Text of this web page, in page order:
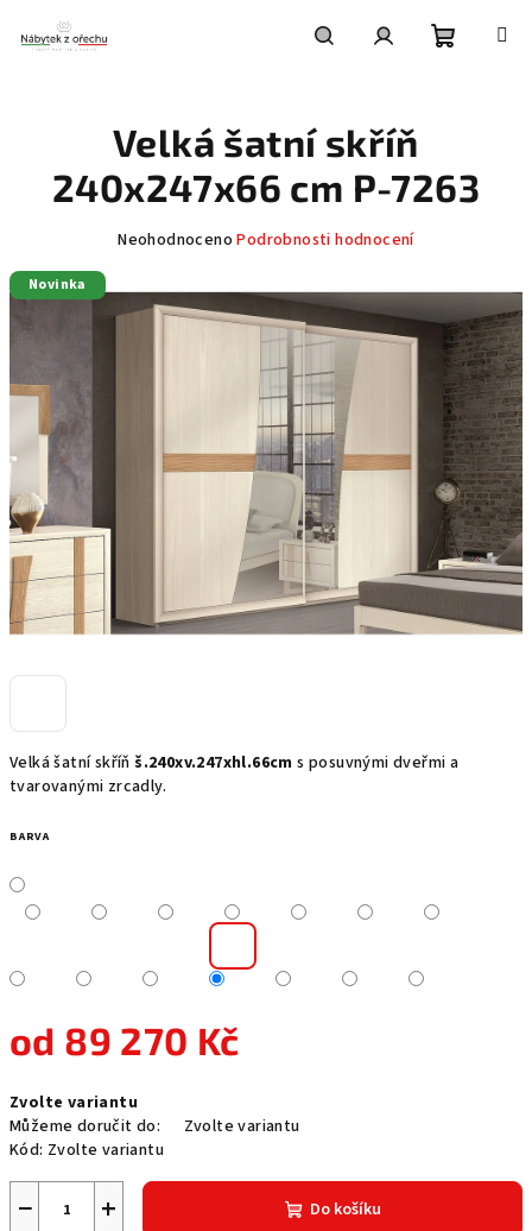
obsah
Velká šatní skříňš.240xv.247xhl.66cm s posuvnými dveřmi a
tvarovanými zrcadly.
BARVA
od 89 270 Kč
cena:
Zvolte variantu
Můžeme doručit do:
Zvolte variantu
Kód: Zvolte variantu
+
− Do košíku
Velká šatní skříň
240x247x66 cm P-7263
Průměrné
produktu
je
Neohodnoceno Podrobnosti hodnocení
Novinka